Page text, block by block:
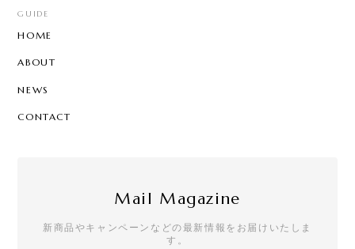
GUIDE
HOME
ABOUT
NEWS
CONTACT
Mail Magazine
新商品やキャンペーンなどの最新情報をお届けいたしま
す。